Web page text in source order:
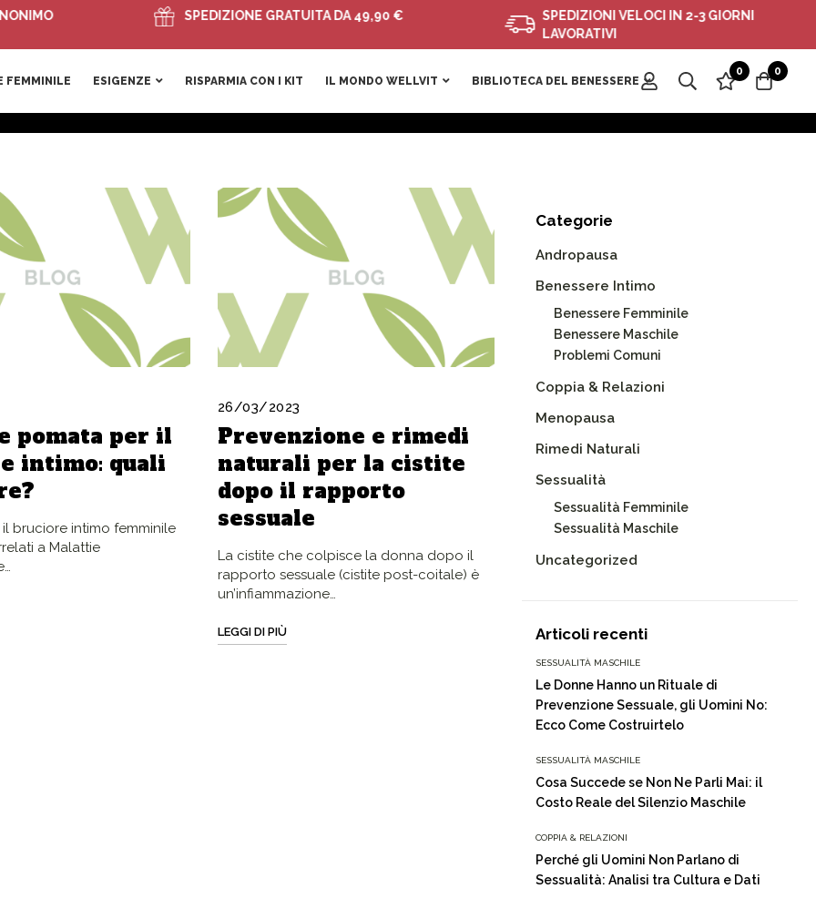
SPEDIZIONE GRATUITA DA 49,90 €
SPEDIZIONI VELOCI IN 2-3 GIORNI
LAVORATIVI
FEMMINILE ESIGENZE RISPARMIA CON I KIT IL MONDO WELLVIT BIBLIOTECA DEL BENESSERE
0 0
pomata per il
intimo: quali
bruciore intimo femminile
a Malattie
26/03/2023
Prevenzione e rimedi
naturali per la cistite
dopo il rapporto
sessuale
La cistite che colpisce la donna dopo il
rapporto sessuale (cistite post-coitale) è
un’infiammazione…
LEGGI DI PIÙ
Categorie
Andropausa
Benessere Intimo
Benessere Femminile
Benessere Maschile
Problemi Comuni
Coppia & Relazioni
Menopausa
Rimedi Naturali
Sessualità
Sessualità Femminile
Sessualità Maschile
Uncategorized
Articoli recenti
SESSUALITÀ MASCHILE
Le Donne Hanno un Rituale di
Prevenzione Sessuale, gli Uomini No:
Ecco Come Costruirtelo
SESSUALITÀ MASCHILE
Cosa Succede se Non Ne Parli Mai: il
Costo Reale del Silenzio Maschile
COPPIA & RELAZIONI
Perché gli Uomini Non Parlano di
Sessualità: Analisi tra Cultura e Dati